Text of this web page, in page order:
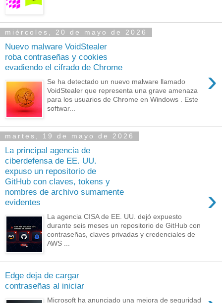
miércoles, 20 de mayo de 2026
Nuevo malware VoidStealer
roba contraseñas y cookies
evadiendo el cifrado de Chrome
›
Se ha detectado un nuevo malware llamado
VoidStealer que representa una grave amenaza
para los usuarios de Chrome en Windows . Este
softwar...
martes, 19 de mayo de 2026
La principal agencia de
ciberdefensa de EE. UU.
expuso un repositorio de
GitHub con claves, tokens y
nombres de archivo sumamente
evidentes
›
La agencia CISA de EE. UU. dejó expuesto
durante seis meses un repositorio de GitHub con
contraseñas, claves privadas y credenciales de
AWS ...
Edge deja de cargar
contraseñas al iniciar
Microsoft ha anunciado una mejora de seguridad